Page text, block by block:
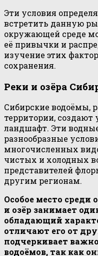
Эти условия
встретить данную
окружающей среде
её привычки и
изучение этих
сохранения.
Реки и озёра
Сибирские водоёмы,
территории,
ландшафт. Эти
разнообразные
многочисленных
чистых и холодных
представителей
другим регионам.
Особое место среди
и озёр занимает
обладающий
отличают его от
подчеркивает
водоёмов, так как